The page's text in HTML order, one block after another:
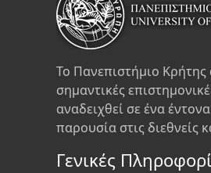
Το Πανεπιστήμιο Κρήτης
σημαντικές
αναδειχθεί σε ένα
παρουσία στις διεθνείς
Γενικές